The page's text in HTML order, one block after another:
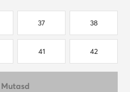
37 38
41 42
Mutasd